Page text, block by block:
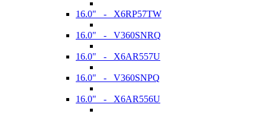
16.0" - X6RP57TW
16.0" - V360SNRQ
16.0" - X6AR557U
16.0" - V360SNPQ
16.0" - X6AR556U